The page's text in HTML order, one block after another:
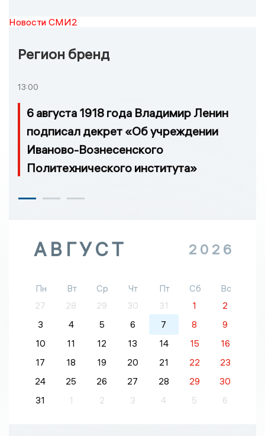
Новости СМИ2
Регион бренд
13:00
6 августа 1918 года Владимир Ленин
подписал декрет «Об учреждении
Иваново-Вознесенского
Политехнического института»
АВГУСТ 2026
Пн Вт Ср Чт Пт Сб
Вс
27
28 29 30 31 1
2
3
4 5 6 7 8
9
10
11 12 13 14 15
16
17
18 19 20 21 22
23
24
25 26 27 28 29
30
31
1 2 3 4 5 6